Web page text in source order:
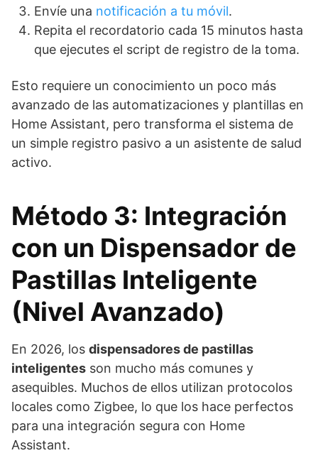
Envíe una notificación a tu móvil.
Repita el recordatorio cada 15 minutos hasta
que ejecutes el script de registro de la toma.
Esto requiere un conocimiento un poco más
avanzado de las automatizaciones y plantillas en
Home Assistant, pero transforma el sistema de
un simple registro pasivo a un asistente de salud
activo.
Método 3: Integración
con un Dispensador de
Pastillas Inteligente
(Nivel Avanzado)
En 2026, los dispensadores de pastillas
inteligentes son mucho más comunes y
asequibles. Muchos de ellos utilizan protocolos
locales como Zigbee, lo que los hace perfectos
para una integración segura con Home
Assistant.